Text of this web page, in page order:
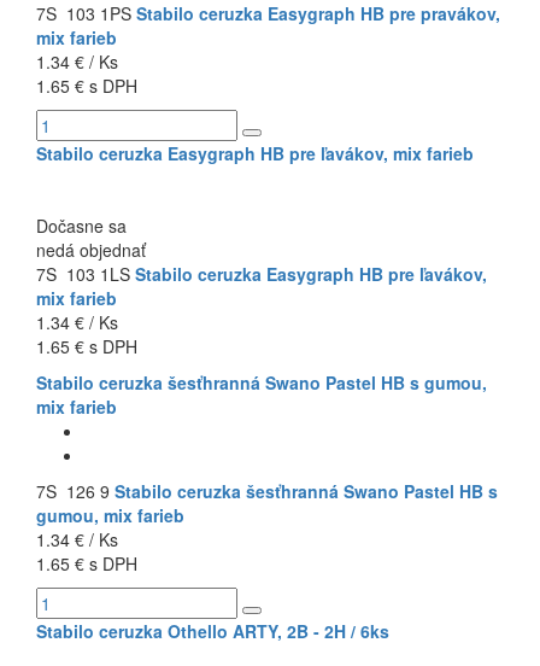
7S 103 1PS Stabilo ceruzka Easygraph HB pre pravákov,
mix farieb
1.34 € / Ks
1.65 € s DPH
Stabilo ceruzka Easygraph HB pre ľavákov, mix farieb
Dočasne sa
nedá objednať
7S 103 1LS Stabilo ceruzka Easygraph HB pre ľavákov,
mix farieb
1.34 € / Ks
1.65 € s DPH
Stabilo ceruzka šesťhranná Swano Pastel HB s gumou,
mix farieb
7S 126 9 Stabilo ceruzka šesťhranná Swano Pastel HB s
gumou, mix farieb
1.34 € / Ks
1.65 € s DPH
Stabilo ceruzka Othello ARTY, 2B - 2H / 6ks